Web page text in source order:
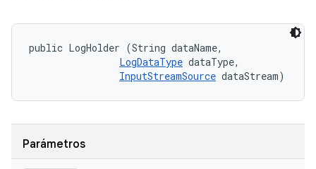
public LogHolder (String dataName,
LogDataType dataType,
InputStreamSource dataStream)
Parámetros